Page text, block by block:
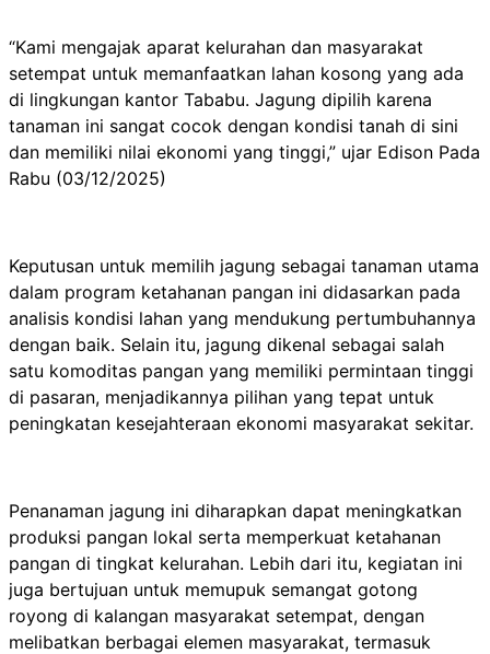
“Kami mengajak aparat kelurahan dan masyarakat
setempat untuk memanfaatkan lahan kosong yang ada
di lingkungan kantor Tababu. Jagung dipilih karena
tanaman ini sangat cocok dengan kondisi tanah di sini
dan memiliki nilai ekonomi yang tinggi,” ujar Edison Pada
Rabu (03/12/2025)
Keputusan untuk memilih jagung sebagai tanaman utama
dalam program ketahanan pangan ini didasarkan pada
analisis kondisi lahan yang mendukung pertumbuhannya
dengan baik. Selain itu, jagung dikenal sebagai salah
satu komoditas pangan yang memiliki permintaan tinggi
di pasaran, menjadikannya pilihan yang tepat untuk
peningkatan kesejahteraan ekonomi masyarakat sekitar.
Penanaman jagung ini diharapkan dapat meningkatkan
produksi pangan lokal serta memperkuat ketahanan
pangan di tingkat kelurahan. Lebih dari itu, kegiatan ini
juga bertujuan untuk memupuk semangat gotong
royong di kalangan masyarakat setempat, dengan
melibatkan berbagai elemen masyarakat, termasuk